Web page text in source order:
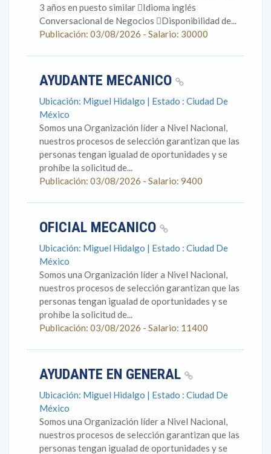
3 años en puesto similar Idioma inglés
Conversacional de Negocios Disponibilidad de...
Publicación: 03/08/2026 - Salario: 30000
AYUDANTE MECANICO
Ubicación: Miguel Hidalgo | Estado : Ciudad De
México
Somos una Organización líder a Nivel Nacional,
nuestros procesos de selección garantizan que las
personas tengan igualad de oportunidades y se
prohíbe la solicitud de...
Publicación: 03/08/2026 - Salario: 9400
OFICIAL MECANICO
Ubicación: Miguel Hidalgo | Estado : Ciudad De
México
Somos una Organización líder a Nivel Nacional,
nuestros procesos de selección garantizan que las
personas tengan igualad de oportunidades y se
prohíbe la solicitud de...
Publicación: 03/08/2026 - Salario: 11400
AYUDANTE EN GENERAL
Ubicación: Miguel Hidalgo | Estado : Ciudad De
México
Somos una Organización líder a Nivel Nacional,
nuestros procesos de selección garantizan que las
personas tengan igualad de oportunidades y se